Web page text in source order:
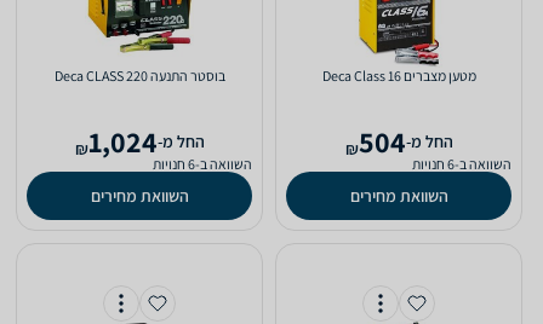
‏מטען מצברים Deca Class 16
‫החל מ-504
₪
השוואה ב-6 חנויות
השוואת מחירים
‏בוסטר התנעה Deca CLASS 220
‫החל מ-1,024
₪
השוואה ב-6 חנויות
השוואת מחירים